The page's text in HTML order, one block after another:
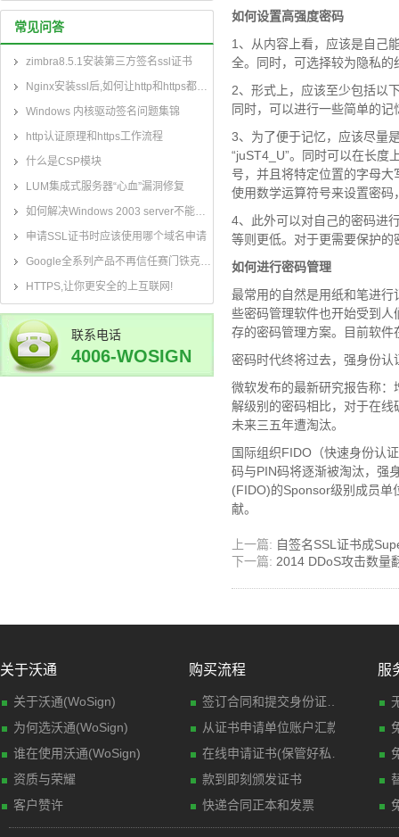
常见问答
zimbra8.5.1安装第三方签名ssl证书
Nginx安装ssl后,如何让http和https都可以访问
Windows 内核驱动签名问题集锦
http认证原理和https工作流程
什么是CSP模块
LUM集成式服务器“心血”漏洞修复
如何解决Windows 2003 server不能正常显示SHA2签名算法SSL证书
申请SSL证书时应该使用哪个域名申请
Google全系列产品不再信任赛门铁克某款根证书
HTTPS,让你更安全的上互联网!
联系电话
4006-WOSIGN
(4006-967-446)
如何设置高强度密码
1、从内容上看，应该是自己
全。同时，可选择较为隐私
2、形式上，应该至少包括以
同时，可以进行一些简单的
3、为了便于记忆，应该尽量
“juST4_U”。同时可以在长度
号，并且将特定位置的字母大
使用数学运算符号来设置密码
4、此外可以对自己的密码进
等则更低。对于更需要保护
如何进行密码管理
最常用的自然是用纸和笔进
些密码管理软件也开始受到
存的密码管理方案。目前软
密码时代终将过去，强身份认
微软发布的最新研究报告称
解级别的密码相比，对于在
未来三五年遭淘汰。
国际组织FIDO（快速身份认
码与PIN码将逐渐被淘汰，强
(FIDO)的Sponsor级别成员单
献。
上一篇: 自签名SSL证书成
下一篇: 2014 DDoS攻击数量
关于沃通
关于沃通(WoSign)
为何选沃通(WoSign)
谁在使用沃通(WoSign)
资质与荣耀
客户赞许
购买流程
从证书申请单位账户汇款
款到即刻颁发证书
快递合同正本和发票
服